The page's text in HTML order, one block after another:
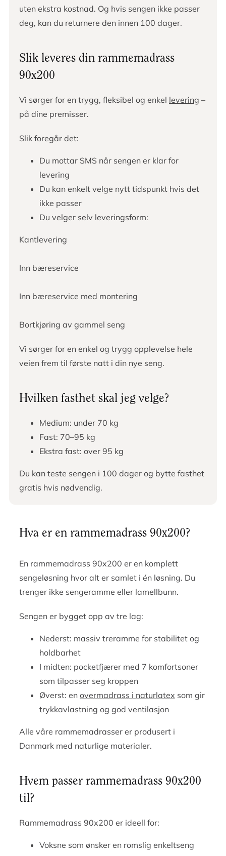
uten ekstra kostnad. Og hvis sengen ikke passer
deg, kan du returnere den innen 100 dager.
Slik leveres din rammemadrass
90x200
Vi sørger for en trygg, fleksibel og enkel levering –
på dine premisser.
Slik foregår det:
Du mottar SMS når sengen er klar for
levering
Du kan enkelt velge nytt tidspunkt hvis det
ikke passer
Du velger selv leveringsform:
Kantlevering
Inn bæreservice
Inn bæreservice med montering
Bortkjøring av gammel seng
Vi sørger for en enkel og trygg opplevelse hele
veien frem til første natt i din nye seng.
Hvilken fasthet skal jeg velge?
Medium: under 70 kg
Fast: 70–95 kg
Ekstra fast: over 95 kg
Du kan teste sengen i 100 dager og bytte fasthet
gratis hvis nødvendig.
Hva er en rammemadrass 90x200?
En rammemadrass 90x200 er en komplett
sengeløsning hvor alt er samlet i én løsning. Du
trenger ikke sengeramme eller lamellbunn.
Sengen er bygget opp av tre lag:
Nederst: massiv treramme for stabilitet og
holdbarhet
I midten: pocketfjærer med 7 komfortsoner
som tilpasser seg kroppen
Øverst: en overmadrass i naturlatex som gir
trykkavlastning og god ventilasjon
Alle våre rammemadrasser er produsert i
Danmark med naturlige materialer.
Hvem passer rammemadrass 90x200
til?
Rammemadrass 90x200 er ideell for:
Voksne som ønsker en romslig enkeltseng